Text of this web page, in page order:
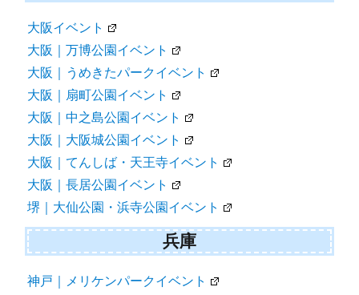
大阪イベント
大阪｜万博公園イベント
大阪｜うめきたパークイベント
大阪｜扇町公園イベント
大阪｜中之島公園イベント
大阪｜大阪城公園イベント
大阪｜てんしば・天王寺イベント
大阪｜長居公園イベント
堺｜大仙公園・浜寺公園イベント
兵庫
神戸｜メリケンパークイベント